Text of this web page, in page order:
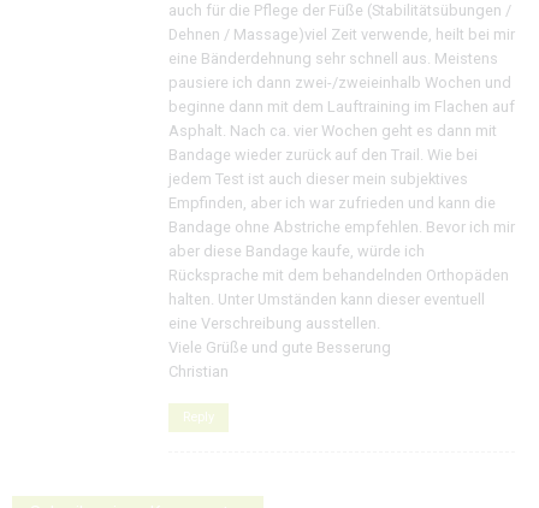
auch für die Pflege der Füße (Stabilitätsübungen /
Dehnen / Massage)viel Zeit verwende, heilt bei mir
eine Bänderdehnung sehr schnell aus. Meistens
pausiere ich dann zwei-/zweieinhalb Wochen und
beginne dann mit dem Lauftraining im Flachen auf
Asphalt. Nach ca. vier Wochen geht es dann mit
Bandage wieder zurück auf den Trail. Wie bei
jedem Test ist auch dieser mein subjektives
Empfinden, aber ich war zufrieden und kann die
Bandage ohne Abstriche empfehlen. Bevor ich mir
aber diese Bandage kaufe, würde ich
Rücksprache mit dem behandelnden Orthopäden
halten. Unter Umständen kann dieser eventuell
eine Verschreibung ausstellen.
Viele Grüße und gute Besserung
Christian
Reply